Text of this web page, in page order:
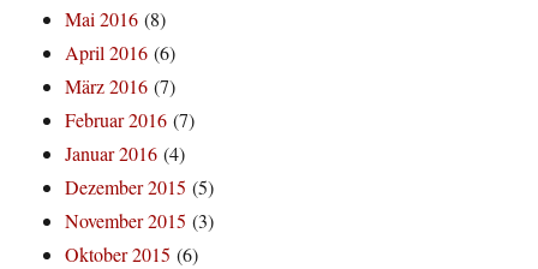
Mai 2016 (8)
April 2016 (6)
März 2016 (7)
Februar 2016 (7)
Januar 2016 (4)
Dezember 2015 (5)
November 2015 (3)
Oktober 2015 (6)